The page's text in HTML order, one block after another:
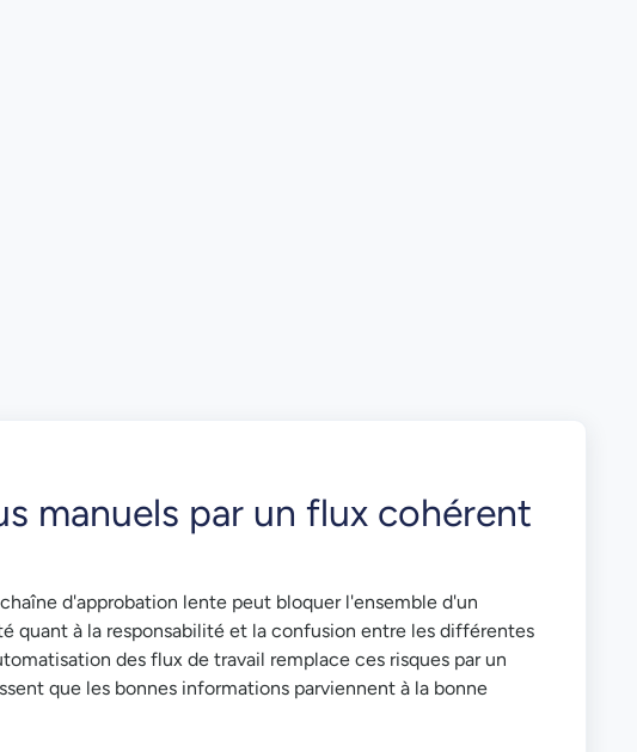
manuels par un flux cohérent
d'approbation lente peut bloquer l'ensemble d'un
quant à la responsabilité et la confusion entre les différentes
des flux de travail remplace ces risques par un
que les bonnes informations parviennent à la bonne